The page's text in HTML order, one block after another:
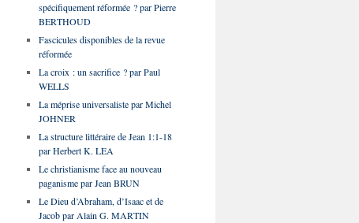
spécifiquement réformée ? par Pierre
BERTHOUD
Fascicules disponibles de la revue
réformée
La croix : un sacrifice ? par Paul
WELLS
La méprise universaliste par Michel
JOHNER
La structure littéraire de Jean 1:1-18
par Herbert K. LEA
Le christianisme face au nouveau
paganisme par Jean BRUN
Le Dieu d’Abraham, d’Isaac et de
Jacob par Alain G. MARTIN